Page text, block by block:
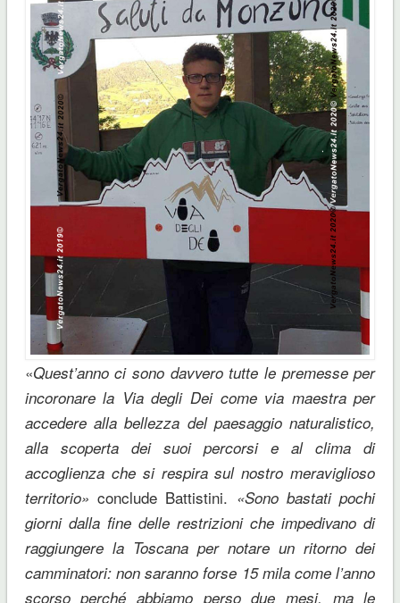
«Quest’anno ci sono davvero tutte le premesse per
incoronare la Via degli Dei come via maestra per
accedere alla bellezza del paesaggio naturalistico,
alla scoperta dei suoi percorsi e al clima di
accoglienza che si respira sul nostro meraviglioso
territorio»conclude Battistini. «Sono bastati pochi
giorni dalla fine delle restrizioni che impedivano di
raggiungere la Toscana per notare un ritorno dei
camminatori: non saranno forse 15 mila come l’anno
scorso perché abbiamo perso due mesi, ma le